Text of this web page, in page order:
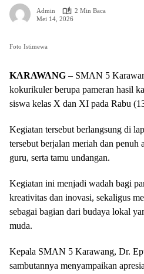
Admin
2 Min Baca
Mei 14, 2026
Foto Istimewa
KARAWANG – SMAN 5
kokurikuler berupa pameran hasil
siswa kelas X dan XI pada Rabu
Kegiatan tersebut berlangsung di
tersebut berjalan meriah dan penuh
guru, serta tamu undangan.
Kegiatan ini menjadi wadah bagi
kreativitas dan inovasi, sekaligus
sebagai bagian dari budaya lokal
muda.
Kepala SMAN 5 Karawang, Dr.
sambutannya menyampaikan